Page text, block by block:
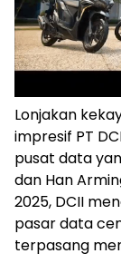
Lonjakan
impresif PT
pusat data
dan Han
2025, DCII
pasar data
terpasang